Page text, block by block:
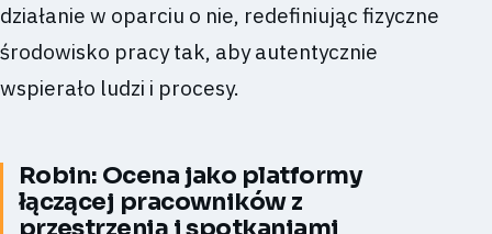
działanie w oparciu o nie, redefiniując fizyczne
środowisko pracy tak, aby autentycznie
wspierało ludzi i procesy.
Robin: Ocena jako platformy
łączącej pracowników z